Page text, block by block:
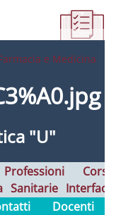
"U"
Professioni
Sanitarie
Corsi
Docenti